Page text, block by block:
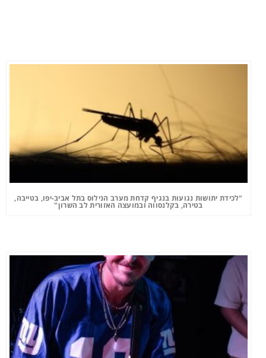
"לכידת יתושות נגועות בנגיף קדחת מערב הנילוס בתל אביב-יפו, בטייבה,
בטירה, בקלנסווה ובמועצה האזורית לב השרון"